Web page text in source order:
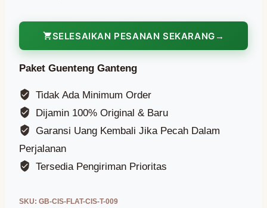
SELESAIKAN PESANAN SEKARANG
Paket Guenteng Ganteng
Tidak Ada Minimum Order
Dijamin 100% Original & Baru
Garansi Uang Kembali Jika Pecah Dalam
Perjalanan
Tersedia Pengiriman Prioritas
SKU: GB-CIS-FLAT-CIS-T-009